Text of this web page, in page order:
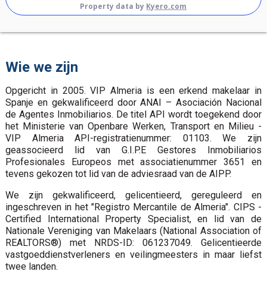
Property data by Kyero.com
Wie we zijn
Opgericht in 2005. VIP Almeria is een erkend makelaar in
Spanje en gekwalificeerd door ANAI – Asociación Nacional
de Agentes Inmobiliarios. De titel API wordt toegekend door
het Ministerie van Openbare Werken, Transport en Milieu -
VIP Almeria API-registratienummer: 01103. We zijn
geassocieerd lid van G.I.P.E Gestores Inmobiliarios
Profesionales Europeos met associatienummer 3651 en
tevens gekozen tot lid van de adviesraad van de AIPP.
We zijn gekwalificeerd, gelicentieerd, gereguleerd en
ingeschreven in het "Registro Mercantile de Almeria". CIPS -
Certified International Property Specialist, en lid van de
Nationale Vereniging van Makelaars (National Association of
REALTORS®) met NRDS-ID: 061237049. Gelicentieerde
vastgoeddienstverleners en veilingmeesters in maar liefst
twee landen.